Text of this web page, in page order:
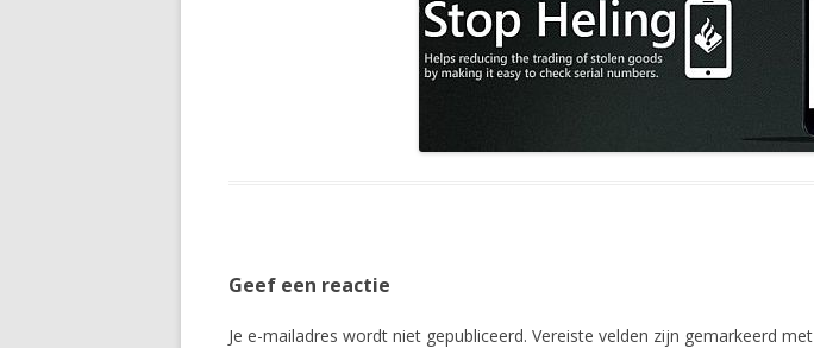
Geef een reactie
Je e-mailadres wordt niet gepubliceerd. Vereiste velden zijn gemarkeerd met